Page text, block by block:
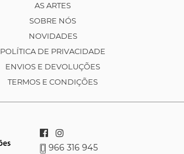
AS ARTES
SOBRE NÓS
NOVIDADES
POLÍTICA DE PRIVACIDADE
ENVIOS E DEVOLUÇÕES
TERMOS E CONDIÇÕES
966 316 945